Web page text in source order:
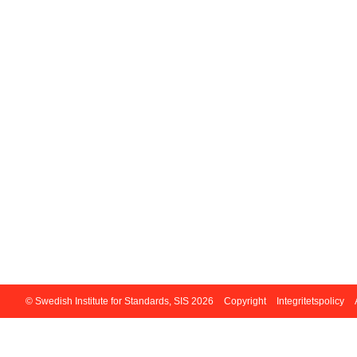
© Swedish Institute for Standards, SIS 2026 Copyright Integritetspolicy